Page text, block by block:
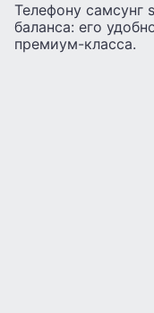
Телефону самсунг
баланса: его
премиум-класса.